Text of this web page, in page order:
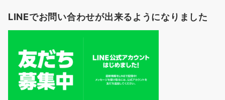
LINEでお問い合わせが出来るようになりました